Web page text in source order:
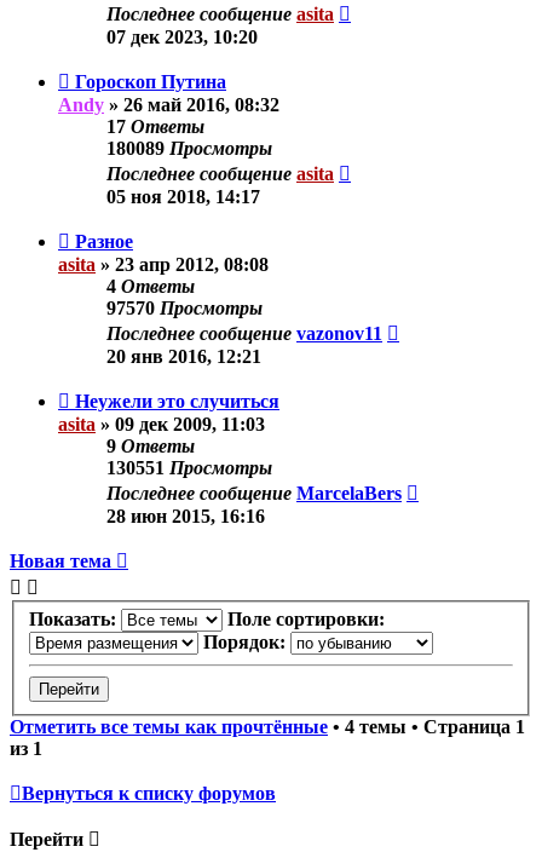
Последнее сообщение asita
07 дек 2023, 10:20
Гороскоп Путина
Andy » 26 май 2016, 08:32
17 Ответы
180089 Просмотры
Последнее сообщение asita
05 ноя 2018, 14:17
Разное
asita » 23 апр 2012, 08:08
4 Ответы
97570 Просмотры
Последнее сообщение vazonov11
20 янв 2016, 12:21
Неужели это случиться
asita » 09 дек 2009, 11:03
9 Ответы
130551 Просмотры
Последнее сообщение MarcelaBers
28 июн 2015, 16:16
Новая тема
Показать:
Поле сортировки:
Порядок:
Отметить все темы как прочтённые • 4 темы • Страница 1
из 1
Вернуться к списку форумов
Перейти